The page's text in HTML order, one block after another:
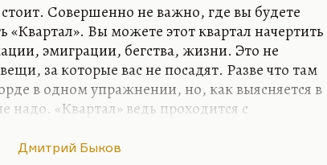
Совершенно не важно, где вы будете
«Квартал». Вы можете этот квартал начертить
эмиграции, бегства, жизни. Это не
за которые вас не посадят. Разве что там
в одном упражнении, но, как выясняется в
надо. «Квартал» ведь проходится с
скрываю: я могу сказать, по какому принципу
Дмитрий Быков